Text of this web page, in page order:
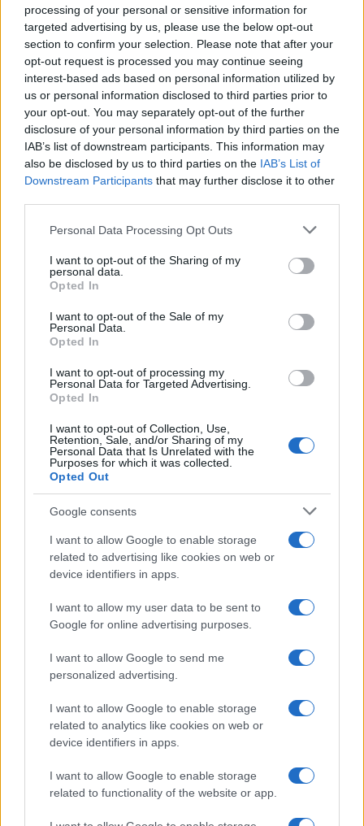
processing of your personal or sensitive information for
targeted advertising by us, please use the below opt-out
section to confirm your selection. Please note that after your
opt-out request is processed you may continue seeing
interest-based ads based on personal information utilized by
us or personal information disclosed to third parties prior to
your opt-out. You may separately opt-out of the further
disclosure of your personal information by third parties on the
IAB’s list of downstream participants. This information may
also be disclosed by us to third parties on the IAB’s List of
Downstream Participants that may further disclose it to other
Please note that this website/app uses one or more Google
not limited to your visit or usage behaviour. You may click to
grant or deny consent to Google and its third-party tags to
use your data for below specified purposes in below Google
consent section.
Personal Data Processing Opt Outs
I want to opt-out of the Sharing of my
personal data.
Opted In
I want to opt-out of the Sale of my
Personal Data.
Opted In
I want to opt-out of processing my
Personal Data for Targeted Advertising.
Opted In
I want to opt-out of Collection, Use,
Retention, Sale, and/or Sharing of my
Personal Data that Is Unrelated with the
Purposes for which it was collected.
Opted Out
Google consents
I want to allow Google to enable storage
related to advertising like cookies on web or
device identifiers in apps.
I want to allow my user data to be sent to
Google for online advertising purposes.
I want to allow Google to send me
personalized advertising.
I want to allow Google to enable storage
related to analytics like cookies on web or
device identifiers in apps.
I want to allow Google to enable storage
related to functionality of the website or app.
SZÍNPAD
Pogány Judit kapja idén a Színházi
Kritikusok Céhének életműdíját
SZÍNPAD
Für Anikó kapta a Psota Irén-díjat
SZÍNPAD
Különleges produkciók, zenés előadások, vígjátékok
láthatók a fővárosi színházakban szilveszterkor: a kínálatban
A Pál utcai fiúk, a Férjek és feleségek, a My Fair Lady és a
Meseautó is szerepel. A Magyar Állami Operaház az Erkel
előadással várja a közönséget az év utolsó napján.
EGYÉB
Irány az Örkény!
Hat bemutatót tervez a most kezdődő évadban a fővárosi
Örkény István Színház, amely idén is egész napos
szezont szeptember 8-án a színház előtt. Milyen darabokkal
készül a társulat a 2018/2019-es évadra? Ki tartja a
színházban lemezbemutató koncertjét? Cikkünkben ezekre
a kérdésekre is választ adunk!
EGYÉB
Csuja Imre kapta a díjat